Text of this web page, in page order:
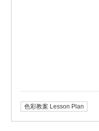
色彩教案 Lesson Plan